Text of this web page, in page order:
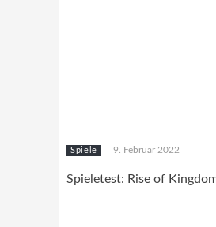
Spiele 9. Februar 2022
Spieletest: Rise of